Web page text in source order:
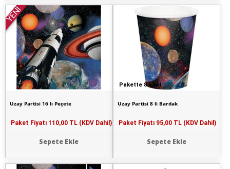
YENİ
Uzay Partisi 16 lı Peçete
Paket Fiyatı 110,00 TL (KDV Dahil)
Sepete Ekle
Pakette 8 adet
Uzay Partisi 8 li Bardak
Paket Fiyatı 95,00 TL (KDV Dahil)
Sepete Ekle